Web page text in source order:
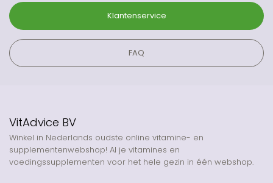
Klantenservice
FAQ
VitAdvice BV
Winkel in Nederlands oudste online vitamine- en
supplementenwebshop! Al je vitamines en
voedingssupplementen voor het hele gezin in één webshop.